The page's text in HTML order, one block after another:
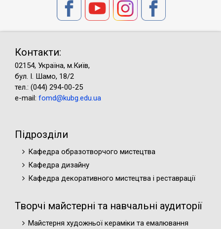
необхідність
впровадження
інтегративного
підходу
опануванні
формуванню
інтегрального
стилю
шкільної
молоді,
здатності
Контакти:
02154, Україна, м.Київ,
бул. І. Шамо, 18/2
тел.: (044) 294-00-25
e-mail: fomd@kubg.edu.ua
Підрозділи
Кафедра образотворчого мистецтва
Кафедра дизайну
Кафедра декоративного мистецтва і реставрації
Творчі майстерні та навчальні аудиторії
Майстерня художньої кераміки та емалювання